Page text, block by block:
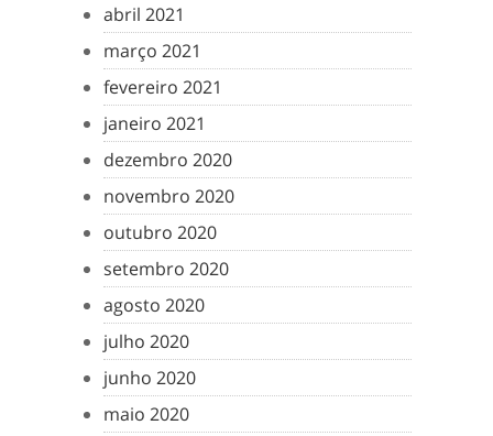
abril 2021
março 2021
fevereiro 2021
janeiro 2021
dezembro 2020
novembro 2020
outubro 2020
setembro 2020
agosto 2020
julho 2020
junho 2020
maio 2020